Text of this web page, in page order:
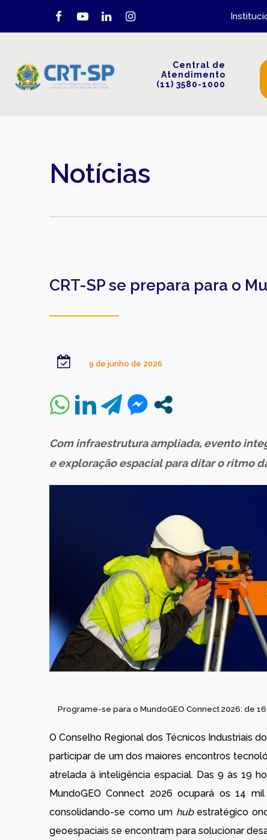
Central de
Atendimento
(11) 3580-1000
Notícias
CRT-SP se prepara para o
9 de junho de 2026
Com infraestrutura ampliada, evento
e exploração espacial para ditar o ritmo
Programe-se para o MundoGEO Connect 2026: de
O Conselho Regional dos Técnicos Industriais
participar de um dos maiores encontros
atrelada à inteligência espacial. Das 9 às 19
MundoGEO Connect 2026 ocupará os 14
consolidando-se como um hubestratégico
geoespaciais se encontram para solucionar